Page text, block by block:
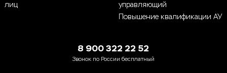
лиц
управляющий
Повышение квалификации АУ
8 900 322 22 52
Звонок по России бесплатный